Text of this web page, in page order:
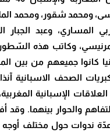
ومحمد شقور، ومحمد
المساري، وعبد الجبار
وكاتب هذه
كانوا جميعهم من بين
الصحف الاسبانية
الإسبانية
والحوار بينهما. وقد
ندوات حول مختلف أوجه